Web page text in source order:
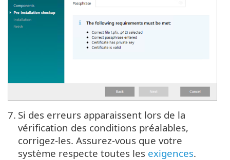
7. Si des erreurs apparaissent lors de la
vérification des conditions préalables,
corrigez-les. Assurez-vous que votre
système respecte toutes les exigences.